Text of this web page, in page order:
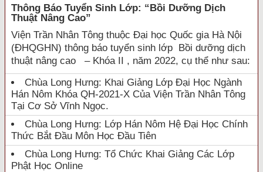
Thông Báo Tuyển Sinh Lớp: “bồi Dưỡng Dịch
Thuật Nâng Cao”
Viện Trần Nhân Tông thuộc Đại học Quốc gia Hà Nội
(ĐHQGHN) thông báo tuyển sinh lớp Bồi dưỡng dịch
thuật nâng cao – Khóa II , năm 2022, cụ thể như sau:
Chùa Long Hưng: Khai Giảng Lớp Đại Học Ngành
Hán Nôm Khóa QH-2021-X Của Viện Trần Nhân Tông
Tại Cơ Sở Vĩnh Ngọc.
Chùa Long Hưng: Lớp Hán Nôm Hệ Đại Học Chính
Thức Bắt Đầu Môn Học Đầu Tiên
Chùa Long Hưng: Tổ Chức Khai Giảng Các Lớp
Phật Học Online